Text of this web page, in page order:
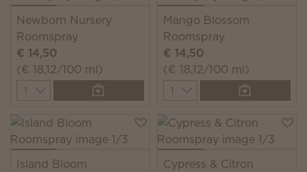
Newborn Nursery
Roomspray
€ 14,50
(€ 18,12/100 ml)
Quantity
Mango Blossom
Roomspray
€ 14,50
(€ 18,12/100 ml)
Quantity
Island Bloom
Cypress & Citron